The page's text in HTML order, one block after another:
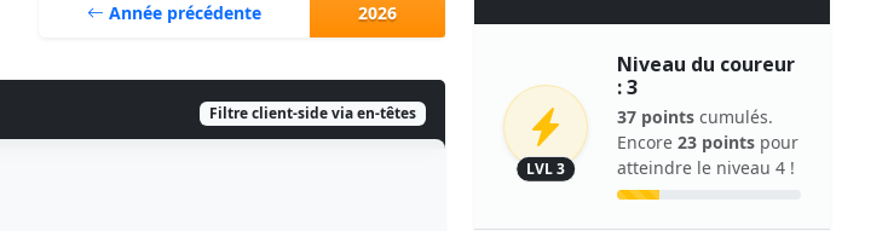
Année précédente 2026
Filtre client-side via en-têtes
LVL 3
Niveau du coureur
: 3
37 points cumulés.
Encore 23 points pour
atteindre le niveau 4 !